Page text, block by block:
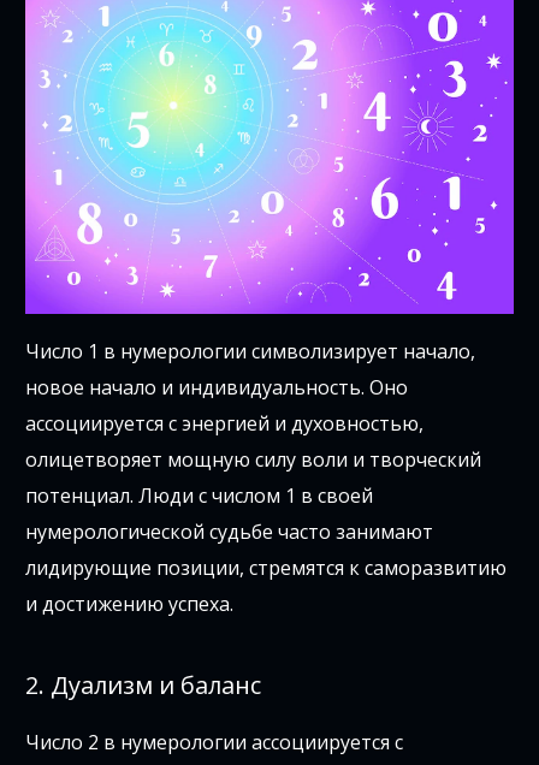
Число 1 в нумерологии символизирует начало,
новое начало и индивидуальность. Оно
ассоциируется с энергией и духовностью,
олицетворяет мощную силу воли и творческий
потенциал. Люди с числом 1 в своей
нумерологической судьбе часто занимают
лидирующие позиции, стремятся к саморазвитию
и достижению успеха.
2. Дуализм и баланс
Число 2 в нумерологии ассоциируется с